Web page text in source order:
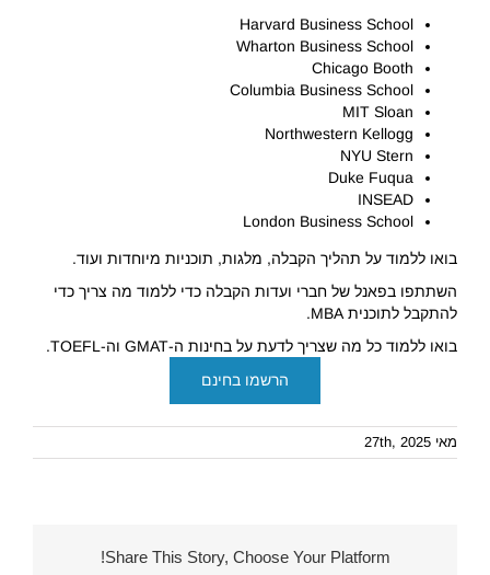
Harvard Business School
Wharton Business School
Chicago Booth
Columbia Business School
MIT Sloan
Northwestern Kellogg
NYU Stern
Duke Fuqua
INSEAD
London Business School
בואו ללמוד על תהליך הקבלה, מלגות, תוכניות מיוחדות ועוד.
השתתפו בפאנל של חברי ועדות הקבלה כדי ללמוד מה צריך כדי
להתקבל לתוכנית MBA.
בואו ללמוד כל מה שצריך לדעת על בחינות ה-GMAT וה-TOEFL.
הרשמו בחינם
מאי 27th, 2025
Share This Story, Choose Your Platform!